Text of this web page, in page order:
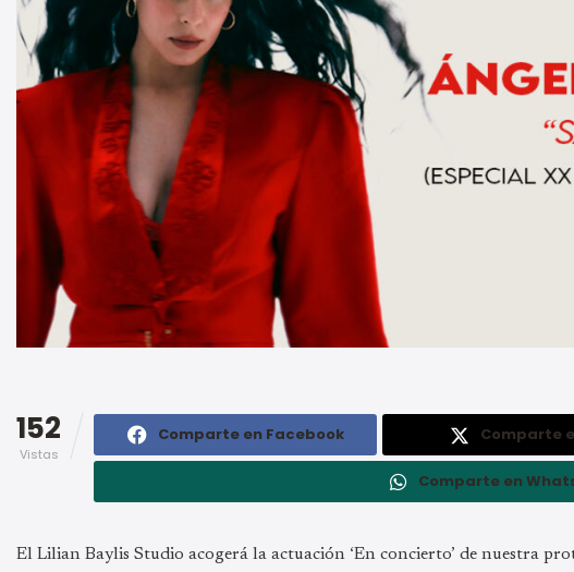
152
Vistas
Comparte en Facebook Comparte
Comparte en
El Lilian Baylis Studio acogerá la actuación ‘En concierto’ de nuestra